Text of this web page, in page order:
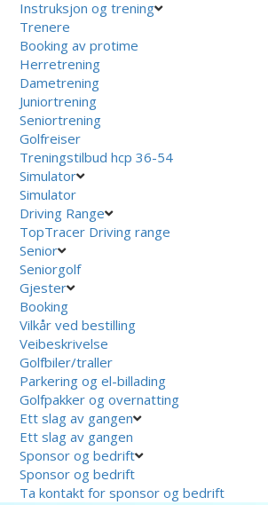
Instruksjon og trening
Trenere
Booking av protime
Herretrening
Dametrening
Juniortrening
Seniortrening
Golfreiser
Treningstilbud hcp 36-54
Simulator
Simulator
Driving Range
TopTracer Driving range
Senior
Seniorgolf
Gjester
Booking
Vilkår ved bestilling
Veibeskrivelse
Golfbiler/traller
Parkering og el-billading
Golfpakker og overnatting
Ett slag av gangen
Ett slag av gangen
Sponsor og bedrift
Sponsor og bedrift
Ta kontakt for sponsor og bedrift